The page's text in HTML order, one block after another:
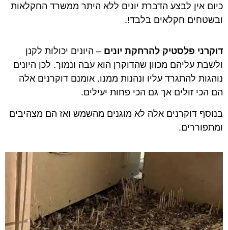
כיום אין לבצע הדברת יונים ללא היתר ממשרד החקלאות
ובשטחים חקלאים בלבד!.
דוקרני פלסטיק להרחקת יונים – היונים יכולות לקנן
ולשבת עליהם מכוון שהדוקרן הוא עבה ונמוך. לכן היונים
נוהגות להתגרד עליו ונהנות ממנו. אומנם דוקרנים אלה
הם הכי זולים אך גם הכי פחות יעילים.
בנוסף דוקרנים אלה לא מוגנים מהשמש ואז הם מצהיבים
ומתפוררים.